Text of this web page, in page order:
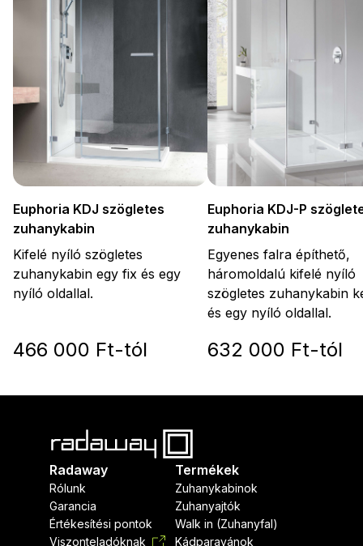
Euphoria KDJ szögletes
zuhanykabin
Kifelé nyíló szögletes
zuhanykabin egy fix és egy
nyíló oldallal.
466 000 Ft-tól
Euphoria KDJ-P
zuhanykabin
Egyenes falra építhető,
háromoldalú kifelé nyíló
szögletes zuhanykabin
és egy nyíló oldallal.
632 000 Ft-tól
Radaway
Rólunk
Garancia
Értékesítési pontok
Viszonteladóknak
Termékek
Zuhanykabinok
Zuhanyajtók
Walk in (Zuhanyfal)
Kádparavánok